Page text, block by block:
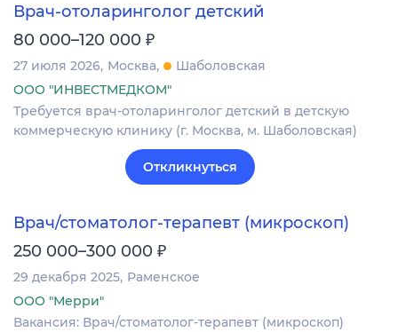
Врач-отоларинголог детский
80 000–120 000 ₽
27 июля 2026 Москва
Шаболовская
ООО "ИНВЕСТМЕДКОМ"
Требуется врач-отоларинголог детский в детскую
коммерческую клинику (г. Москва, м. Шаболовская)
Откликнуться
Врач/стоматолог-терапевт (микроскоп)
250 000–300 000 ₽
29 декабря 2025 Раменское
ООО "Мерри"
Вакансия: Врач/стоматолог-терапевт (микроскоп)